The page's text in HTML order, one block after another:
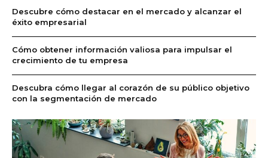
Descubre cómo destacar en el mercado y alcanzar el
éxito empresarial
Cómo obtener información valiosa para impulsar el
crecimiento de tu empresa
Descubra cómo llegar al corazón de su público objetivo
con la segmentación de mercado